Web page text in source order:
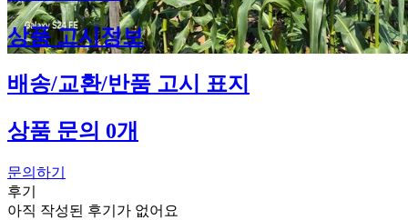
상품 고시정보
배송/교환/반품 고시 표지
상품 문의 0개
문의하기
후기
아직 작성된 후기가 없어요